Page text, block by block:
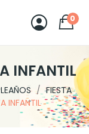
0
INFANTIL
FIESTA
INFANTIL